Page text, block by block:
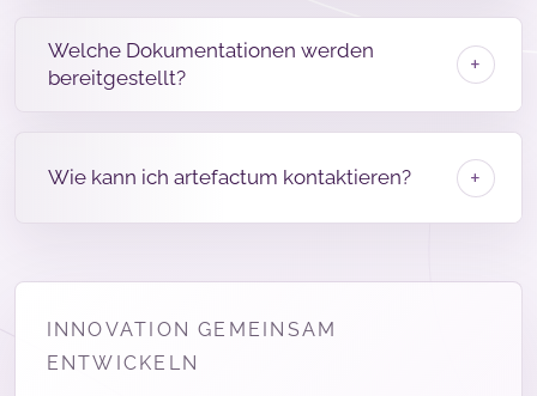
Welche Dokumentationen werden
bereitgestellt?
Wie kann ich artefactum kontaktieren?
INNOVATION GEMEINSAM
ENTWICKELN